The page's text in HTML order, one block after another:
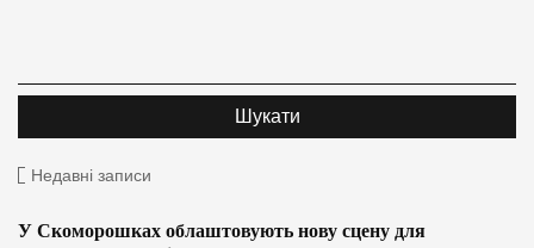
Недавні записи
У Скоморошках облаштовують нову сцену для